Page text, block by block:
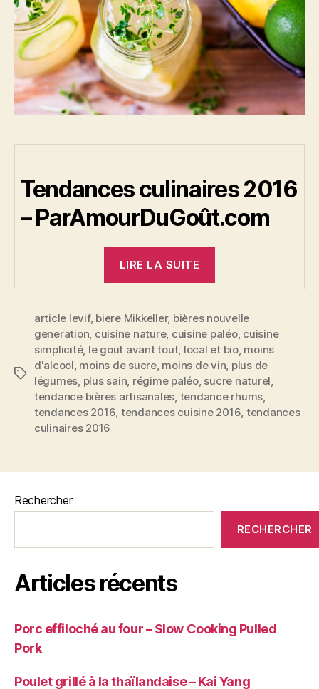
Tendances culinaires 2016
– ParAmourDuGoût.com
LIRE LA SUITE
2016 »
Étiquettes
article levif, biere Mikkeller, bières nouvelle
generation, cuisine nature, cuisine paléo, cuisine
simplicité, le gout avant tout, local et bio, moins
d'alcool, moins de sucre, moins de vin, plus de
légumes, plus sain, régime paléo, sucre naturel,
tendance bières artisanales, tendance rhums,
tendances 2016, tendances cuisine 2016, tendances
culinaires 2016
Rechercher
RECHERCHER
Articles récents
Porc effiloché au four – Slow Cooking Pulled
Pork
Poulet grillé à la thaïlandaise – Kai Yang